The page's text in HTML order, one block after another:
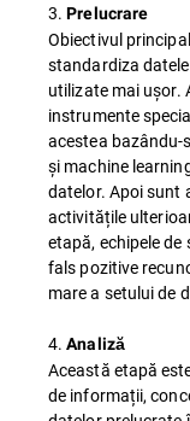
3.Prelucrare
Obiectivul
standardiza
utilizate mai ușor.
instrumente
acestea bazându-
și machine
datelor. Apoi sunt
activitățile
etapă, echipele
fals pozitive
mare a setului de
4.Analiză
Această etapă
de informații,